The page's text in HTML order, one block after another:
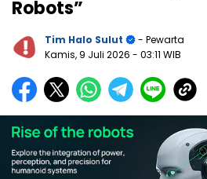
Robots”
Tim Halo Sulut
- Pewarta
Kamis, 9 Juli 2026 - 03:11 WIB